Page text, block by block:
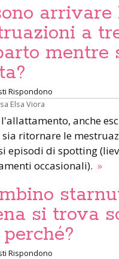
arrivare
a
mentre
Rispondono
Elsa Viora
anche
sia ritornare le
episodi di spotting
occasionali). »
si trova
perché?
Rispondono